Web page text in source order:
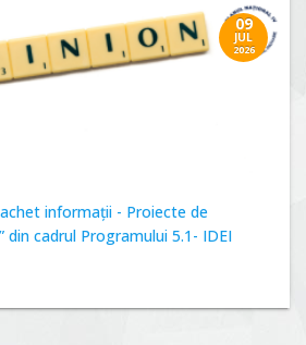
09
JUL
2026
informații - Proiecte de
din cadrul Programului 5.1- IDEI